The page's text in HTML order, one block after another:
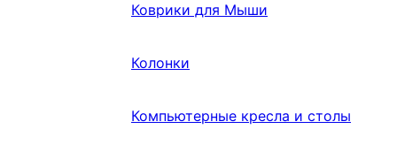
Коврики для Мыши
Колонки
Компьютерные кресла и столы